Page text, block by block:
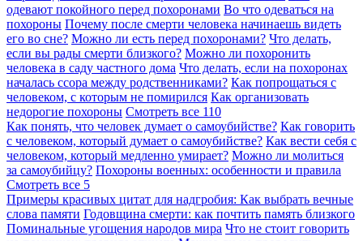
одевают покойного перед похоронами Во что одеваться на
похороны Почему после смерти человека начинаешь видеть
его во сне? Можно ли есть перед похоронами? Что делать,
если вы рады смерти близкого? Можно ли похоронить
человека в саду частного дома Что делать, если на похоронах
началась ссора между родственниками? Как попрощаться с
человеком, с которым не помирился Как организовать
недорогие похороны Смотреть все 110
Как понять, что человек думает о самоубийстве? Как говорить
с человеком, который думает о самоубийстве? Как вести себя с
человеком, который медленно умирает? Можно ли молиться
за самоубийцу? Похороны военных: особенности и правила
Смотреть все 5
Примеры красивых цитат для надгробия: Как выбрать вечные
слова памяти Годовщина смерти: как почтить память близкого
Поминальные угощения народов мира Что не стоит говорить